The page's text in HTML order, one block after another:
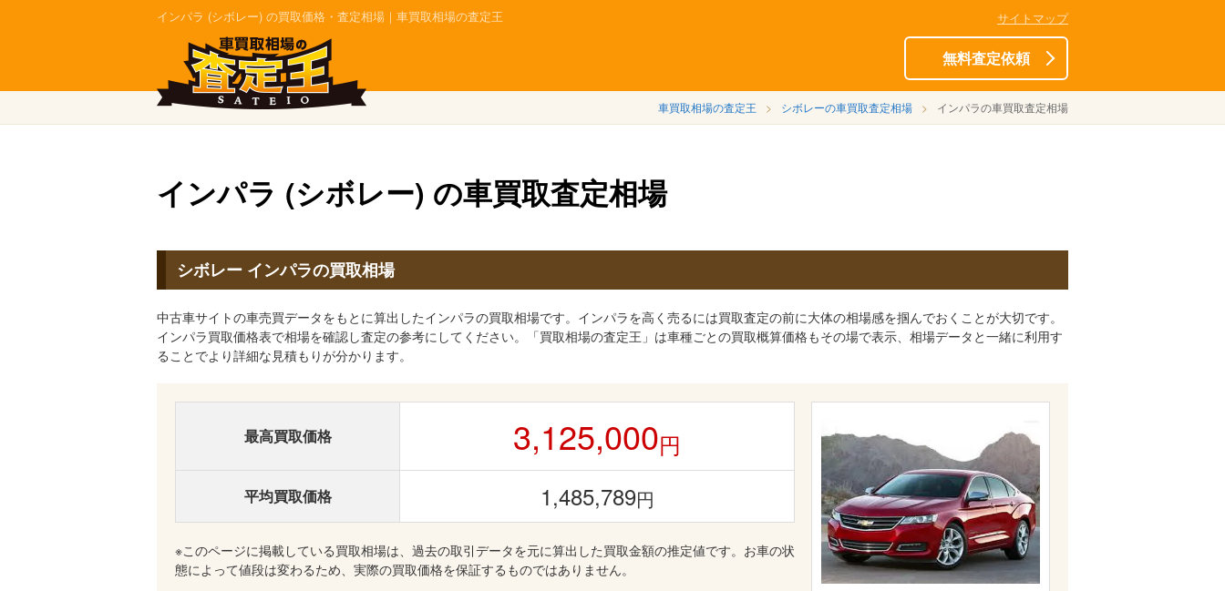
インパラ (シボレー) の買取価格・査定相場｜車買取相場の査定王 サイトマップ
無料査定依頼
車買取相場の査定王 シボレーの車買取査定相場 インパラの車買取査定相場
インパラ (シボレー) の車買取査定相場
シボレー インパラの買取相場
中古車サイトの車売買データをもとに算出したインパラの買取相場です。インパラを高く売るには買取査定の前に大体の相場感を掴んでおくことが大切です。
インパラ買取価格表で相場を確認し査定の参考にしてください。「買取相場の査定王」は車種ごとの買取概算価格もその場で表示、相場データと一緒に利用す
ることでより詳細な見積もりが分かります。
最高買取価格 3,125,000円
平均買取価格 1,485,789円
※このページに掲載している買取相場は、過去の取引データを元に算出した買取金額の推定値です。お車の状
態によって値段は変わるため、実際の買取価格を保証するものではありません。